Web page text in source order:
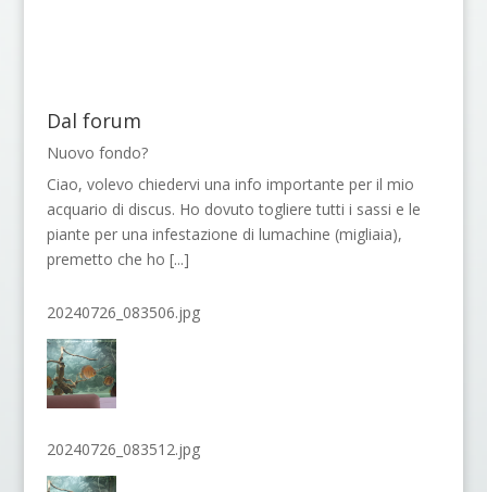
Dal forum
Nuovo fondo?
Ciao, volevo chiedervi una info importante per il mio
acquario di discus. Ho dovuto togliere tutti i sassi e le
piante per una infestazione di lumachine (migliaia),
premetto che ho [...]
20240726_083506.jpg
20240726_083512.jpg